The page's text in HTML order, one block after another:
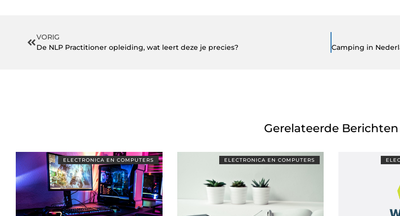
VORIG
De NLP Practitioner opleiding, wat leert deze je precies?
Gerelateerde Berichten
ELECTRONICA EN COMPUTERS ELECTRONICA EN COMPUTERS